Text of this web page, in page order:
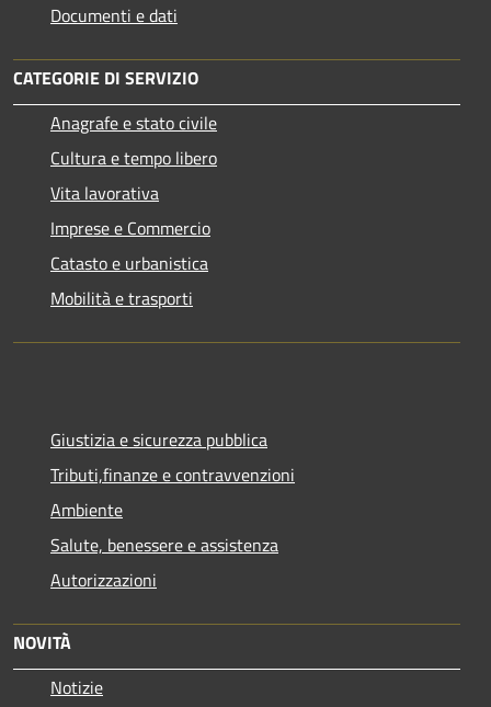
Documenti e dati
CATEGORIE DI SERVIZIO
Anagrafe e stato civile
Cultura e tempo libero
Vita lavorativa
Imprese e Commercio
Catasto e urbanistica
Mobilità e trasporti
Giustizia e sicurezza pubblica
Tributi,finanze e contravvenzioni
Ambiente
Salute, benessere e assistenza
Autorizzazioni
NOVITÀ
Notizie